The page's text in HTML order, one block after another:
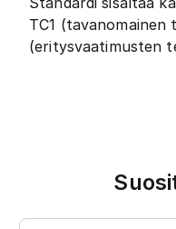
TC1 (tavanomainen
(eritysvaatimusten